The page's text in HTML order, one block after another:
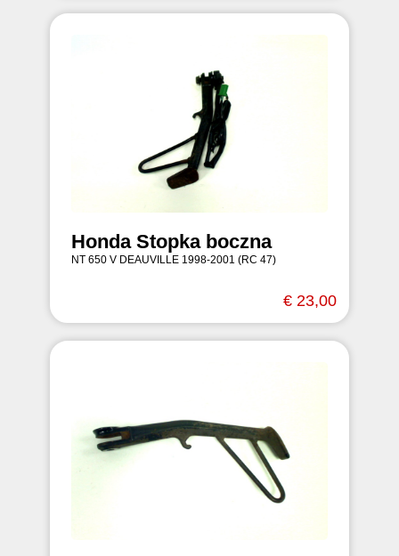
Honda Stopka boczna
NT 650 V DEAUVILLE 1998-2001 (RC 47)
€ 23,00